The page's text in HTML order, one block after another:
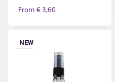
From € 3,60
NEW